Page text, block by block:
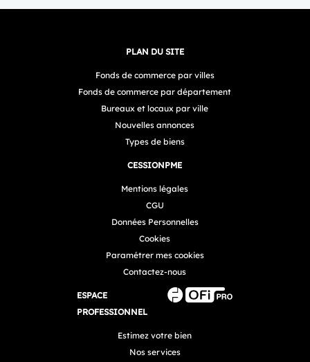
PLAN DU SITE
Fonds de commerce par villes
Fonds de commerce par département
Bureaux et locaux par ville
Nouvelles annonces
Types de biens
CESSIONPME
Mentions légales
CGU
Données Personnelles
Cookies
Paramétrer mes cookies
Contactez-nous
ESPACE
PROFESSIONNEL
Estimez votre bien
Nos services